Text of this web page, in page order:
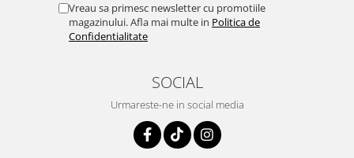
Vreau sa primesc newsletter cu promotiile
magazinului. Afla mai multe in Politica de
Confidentialitate
SOCIAL
Urmareste-ne in social media